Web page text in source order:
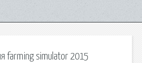
farming simulator 2015